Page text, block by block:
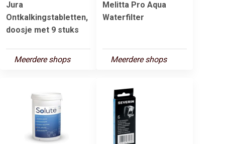
Jura
Ontkalkingstabletten,
doosje met 9 stuks
Meerdere shops
Melitta Pro Aqua
Waterfilter
Meerdere shops